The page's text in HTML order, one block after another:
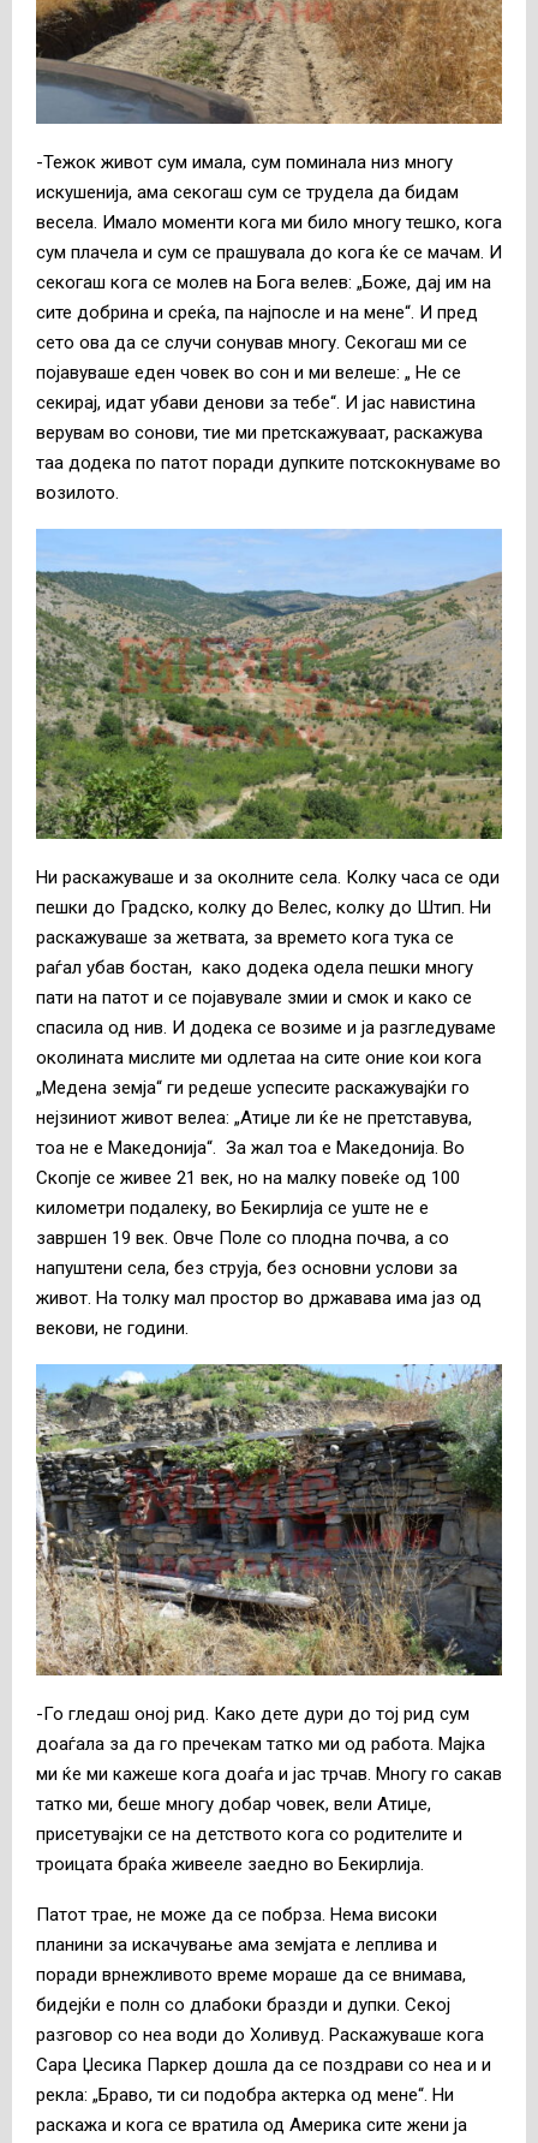
-Тежок живот сум имала, сум поминала низ многу
искушенија, ама секогаш сум се трудела да бидам
весела. Имало моменти кога ми било многу тешко, кога
сум плачела и сум се прашувала до кога ќе се мачам. И
секогаш кога се молев на Бога велев: „Боже, дај им на
сите добрина и среќа, па најпосле и на мене“. И пред
сето ова да се случи сонував многу. Секогаш ми се
појавуваше еден човек во сон и ми велеше: „ Не се
секирај, идат убави денови за тебе“. И јас навистина
верувам во сонови, тие ми претскажуваат, раскажува
таа додека по патот поради дупките потскокнуваме во
возилото.
Ни раскажуваше и за околните села. Колку часа се оди
пешки до Градско, колку до Велес, колку до Штип. Ни
раскажуваше за жетвата, за времето кога тука се
раѓал убав бостан, како додека одела пешки многу
пати на патот и се појавувале змии и смок и како се
спасила од нив. И додека се возиме и ја разгледуваме
околината мислите ми одлетаа на сите оние кои кога
„Медена земја“ ги редеше успесите раскажувајќи го
нејзиниот живот велеа: „Атиџе ли ќе не претставува,
тоа не е Македонија“. За жал тоа е Македонија. Во
Скопје се живее 21 век, но на малку повеќе од 100
километри подалеку, во Бекирлија се уште не е
завршен 19 век. Овче Поле со плодна почва, а со
напуштени села, без струја, без основни услови за
живот. На толку мал простор во државава има јаз од
векови, не години.
-Го гледаш оној рид. Како дете дури до тој рид сум
доаѓала за да го пречекам татко ми од работа. Мајка
ми ќе ми кажеше кога доаѓа и јас трчав. Многу го сакав
татко ми, беше многу добар човек, вели Атиџе,
присетувајки се на детството кога со родителите и
троицата браќа живееле заедно во Бекирлија.
Патот трае, не може да се побрза. Нема високи
планини за искачување ама земјата е леплива и
поради врнежливото време мораше да се внимава,
бидејќи е полн со длабоки бразди и дупки. Секој
разговор со неа води до Холивуд. Раскажуваше кога
Сара Џесика Паркер дошла да се поздрави со неа и и
рекла: „Браво, ти си подобра актерка од мене“. Ни
раскажа и кога се вратила од Америка сите жени ја